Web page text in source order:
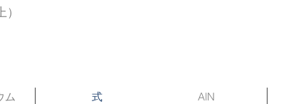
ム AlN
式